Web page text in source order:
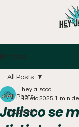
Entrada
All Posts
Tradición
All Posts
Jalisco se
heyjaliscoo
15 dic 2025 1 min